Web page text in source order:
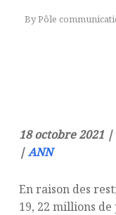
ByPôle
18 octobre 2021
|ANN
En raison des
19, 22 millions de